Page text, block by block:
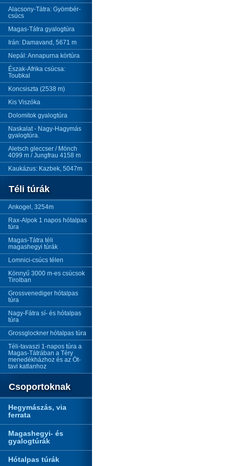
Alacsony-Tátra: Gyömbér-
csúcs
Magas-Tátra gyalogtúra
Irán: Damavand, 5671 m
Nepál: Annapurna körtúra
Észak-Afrika csúcsa:
Toubkal
Koncsiszta (2538 m)
Kis Viszóka
Dolomitok gyalogtúra
Naskalat - Nagy-Hagymás
gyalogtúra.
Aletsch gleccser / Mönch
4099 m / Jungfrau 4158 m
Kaukázus: Kazbek, 5047m
Téli túrák
Ankogel, 3254m
Rax-Alpok 1 napos hótalpas
túra
Magas-Tátra téli
magashegyi túrák
Lomnici-csúcs télen
Könnyű 3000 m-es csúcsok
Tirolban
Grossvenediger hótalpas
túra
Nagy-Fátra sí- és hótalpas
túra
Grossglockner hótalpas túra
Téli-tavaszi 1-napos túra a
Magas-Tátrában a Téry
menedékházhoz és az Öt-
tavi katlanhoz
Csoportoknak
Hegymászás, via
ferrata
Magashegyi- és
gyalogtúrák
Hótalpas túrák